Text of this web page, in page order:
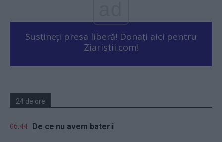
Susțineți presa liberă! Donați aici pentru
Ziaristii.com!
24 de ore
06.44 De ce nu avem baterii